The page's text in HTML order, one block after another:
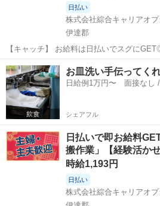
日払い
株式会社綜合キャリアオ
伊達郡
【キャッチ】 お給料は日払いでスグに
OK！「サスペンション製造」高時給1360
代～40代のスタッフが多数活躍中★ 【コメント】 弊社なら事前の職場
見学が多数！お仕...
福島 伊達郡 工場
お皿洗い手伝ってく
日給例1万円〜 面接なし /
シェアフル
日払いで即お給料
搬作業」【経験活
時給1,193円
日払い
株式会社綜合キャリアオ